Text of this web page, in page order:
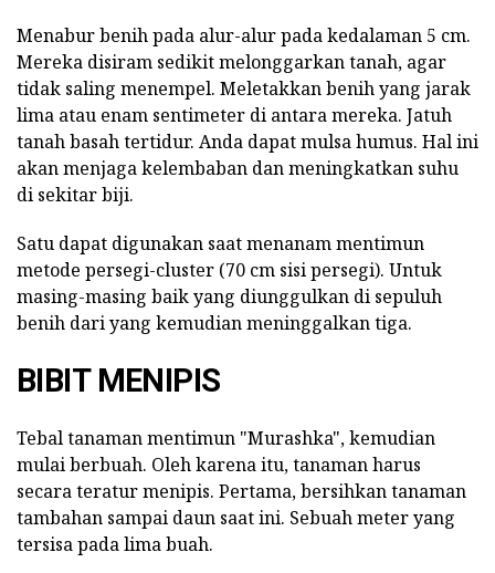
Menabur benih pada alur-alur pada kedalaman 5 cm.
Mereka disiram sedikit melonggarkan tanah, agar
tidak saling menempel. Meletakkan benih yang jarak
lima atau enam sentimeter di antara mereka. Jatuh
tanah basah tertidur. Anda dapat mulsa humus. Hal ini
akan menjaga kelembaban dan meningkatkan suhu
di sekitar biji.
Satu dapat digunakan saat menanam mentimun
metode persegi-cluster (70 cm sisi persegi). Untuk
masing-masing baik yang diunggulkan di sepuluh
benih dari yang kemudian meninggalkan tiga.
BIBIT MENIPIS
Tebal tanaman mentimun "Murashka", kemudian
mulai berbuah. Oleh karena itu, tanaman harus
secara teratur menipis. Pertama, bersihkan tanaman
tambahan sampai daun saat ini. Sebuah meter yang
tersisa pada lima buah.